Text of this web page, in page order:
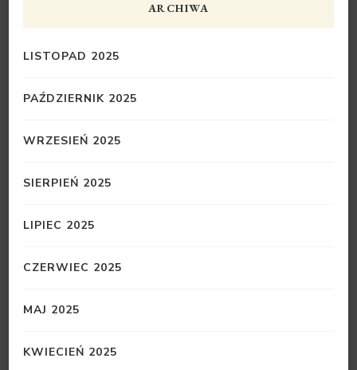
ARCHIWA
LISTOPAD 2025
PAŹDZIERNIK 2025
WRZESIEŃ 2025
SIERPIEŃ 2025
LIPIEC 2025
CZERWIEC 2025
MAJ 2025
KWIECIEŃ 2025